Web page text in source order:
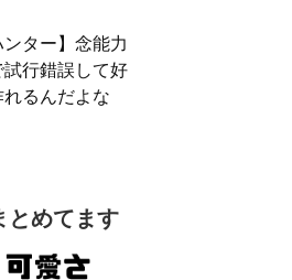
ンター】念能力
試行錯誤して好
るんだよな
とめてます